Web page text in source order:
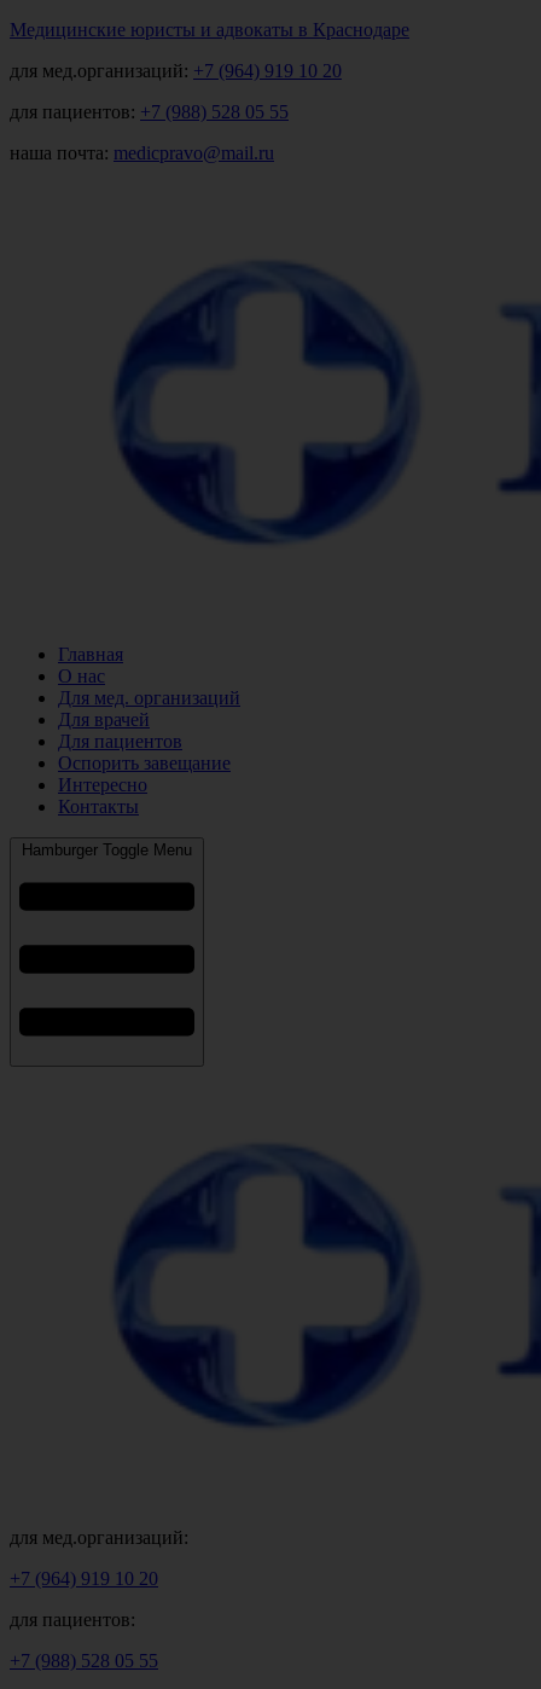
Медицинские юристы и адвокаты в Краснодаре
для мед.организаций: +7 (964) 919 10 20
для пациентов: +7 (988) 528 05 55
наша почта: medicpravo@mail.ru
Главная
О нас
Для мед. организаций
Для врачей
Для пациентов
Оспорить завещание
Интересно
Контакты
Hamburger Toggle Menu
для мед.организаций:
+7 (964) 919 10 20
для пациентов:
+7 (988) 528 05 55